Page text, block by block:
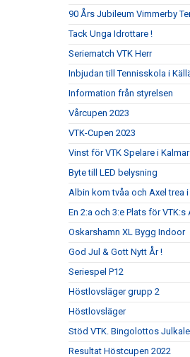
90 Års Jubileum Vimmerby
Tack Unga Idrottare !
Seriematch VTK Herr
Inbjudan till Tennisskola i
Information från styrelsen
Vårcupen 2023
VTK-Cupen 2023
Vinst för VTK Spelare i
Byte till LED belysning
Albin kom tvåa och Axel trea
En 2:a och 3:e Plats för
Oskarshamn XL Bygg Indoor
God Jul & Gott Nytt År !
Seriespel P12
Höstlovsläger grupp 2
Höstlovsläger
Stöd VTK. Bingolottos
Resultat Höstcupen 2022